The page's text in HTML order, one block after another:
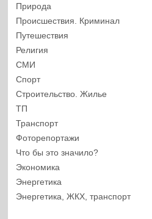
Природа
Происшествия. Криминал
Путешествия
Религия
СМИ
Спорт
Строительство. Жилье
ТП
Транспорт
Фоторепортажи
Что бы это значило?
Экономика
Энергетика
Энергетика, ЖКХ, транспорт